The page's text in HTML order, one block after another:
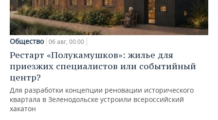
Общество 06 авг, 00:00
Рестарт «Полукамушков»: жилье для
приезжих специалистов или событийный
центр?
Для разработки концепции реновации исторического
квартала в Зеленодольске устроили всероссийский
хакатон